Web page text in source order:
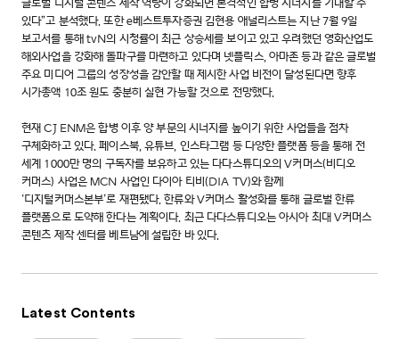
글로벌 디지털 콘텐츠 제작 역량이 강화되면 본격적인 합병 시너지를 기대할 수
있다”고 분석했다. 또한 e베스트투자증권 김현용 애널리스트는 지난 7월 9일
보고서를 통해 tvN의 시청률이 최근 상승세를 보이고 있고 우려했던 영화산업도
해외사업을 강화해 돌파구를 마련하고 있다며 넷플릭스, 아마존 등과 같은 글로벌
주요 미디어 그룹의 성장성을 감안할 때 제시한 사업 비전이 달성된다면 향후
시가총액 10조 원도 충분히 실현 가능할 것으로 전망했다.
현재 CJ ENM은 합병 이후 양 부문의 시너지를 높이기 위한 사업들을 점차
구체화하고 있다. 페이스북, 유튜브, 인스타그램 등 다양한 플랫폼 등을 통해 전
세계 1000만 명의 구독자를 보유하고 있는 다다스튜디오의 V커머스(비디오
커머스) 사업은 MCN 사업인 다이아 티비(DIA TV)와 함께
‘디지털커머스본부’로 재편됐다. 한류와 V커머스 활성화를 통해 글로벌 한류
플랫폼으로 도약해 한다는 계획이다. 최근 다다스튜디오는 아시아 최대 V커머스
콘텐츠 제작 센터를 베트남에 설립한 바 있다.
Latest Contents